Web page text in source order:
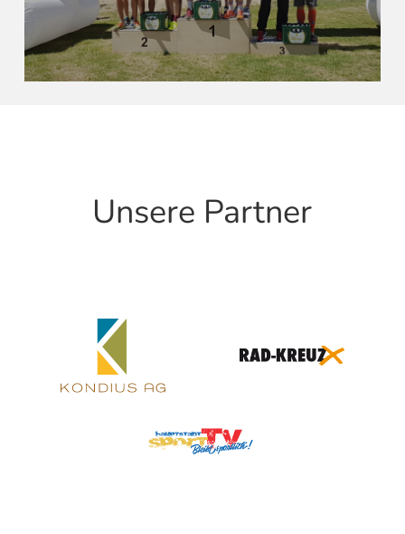
Unsere Partner